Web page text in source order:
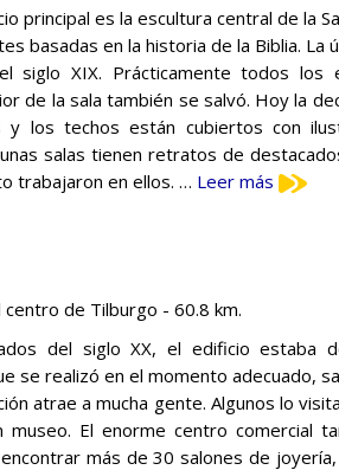
principal es la escultura central de la
basadas en la historia de la Biblia. La
siglo XIX. Prácticamente todos los
de la sala también se salvó. Hoy la
los techos están cubiertos con
salas tienen retratos de
trabajaron en ellos. … Leer más
centro de Tilburgo - 60.8 km.
del siglo XX, el edificio estaba
se realizó en el momento adecuado,
atrae a mucha gente. Algunos lo
El enorme centro comercial
más de 30 salones de